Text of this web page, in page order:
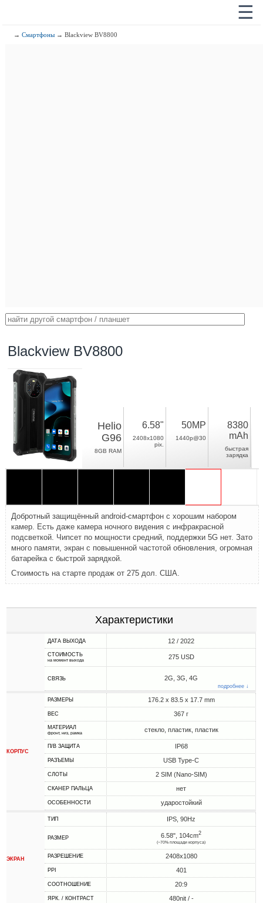
☰
→Смартфоны → Blackview BV8800
Blackview BV8800
Helio
G96
8GB RAM
6.58"
2408x1080
pix.
50MP
1440p@30
8380
mAh
быстрая
зарядка
Добротный защищённый android-смартфон с хорошим набором
камер. Есть даже камера ночного видения с инфракрасной
подсветкой. Чипсет по мощности средний, поддержки 5G нет. Зато
много памяти, экран с повышенной частотой обновления, огромная
батарейка с быстрой зарядкой.
Стоимость на старте продаж от 275 дол. США.
Характеристики
ДАТА ВЫХОДА 12 / 2022
СТОИМОСТЬ
на момент выхода 275 USD
СВЯЗЬ 2G, 3G, 4G
подробнее ↓
КОРПУС
РАЗМЕРЫ 176.2 x 83.5 x 17.7 mm
ВЕС 367 г
МАТЕРИАЛ
фронт, низ, рамка стекло, пластик, пластик
П/В ЗАЩИТА IP68
РАЗЪЕМЫ USB Type-C
СЛОТЫ 2 SIM (Nano-SIM)
СКАНЕР ПАЛЬЦА нет
ОСОБЕННОСТИ ударостойкий
ЭКРАН
ТИП IPS, 90Hz
РАЗМЕР 6.58", 104cm2
(~70% площади корпуса)
РАЗРЕШЕНИЕ 2408x1080
PPI 401
СООТНОШЕНИЕ 20:9
ЯРК. / КОНТРАСТ 480nit / -